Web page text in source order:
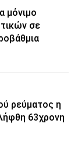
μόνιμο
σε
ρεύματος η
63χρονη